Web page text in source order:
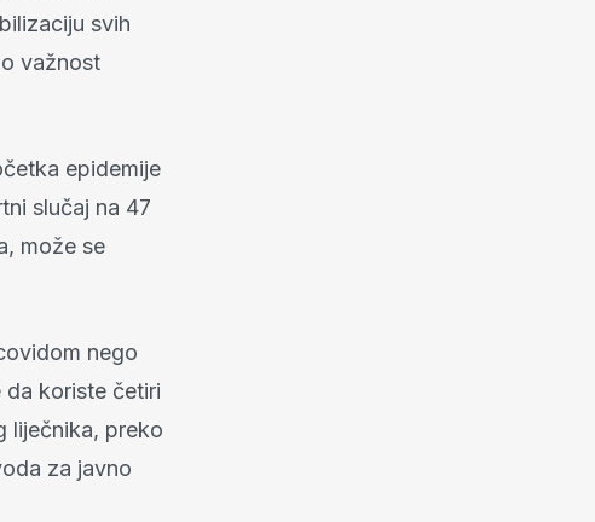
svih
važnost
epidemije
slučaj na 47
može se
nego
da koriste četiri
liječnika, preko
za javno